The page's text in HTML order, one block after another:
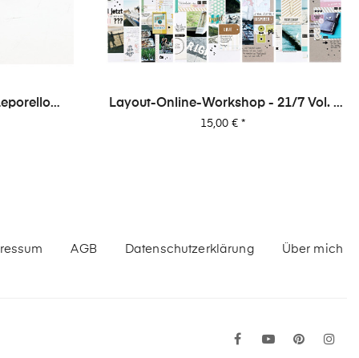
Layout-Online-Workshop - 21/7 Vol. 1
- 21 Layouts Aus 7 Papieren (von Dani)
Preis
15,00 €*
AGB Datenschutzerklärung Über mich
FacebookYouTube